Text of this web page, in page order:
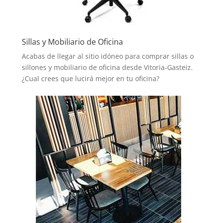
Sillas y Mobiliario de Oficina
Acabas de llegar al sitio idóneo para comprar sillas o
sillones y mobiliario de oficina desde Vitoria-Gasteiz.
¿Cual crees que lucirá mejor en tu oficina?